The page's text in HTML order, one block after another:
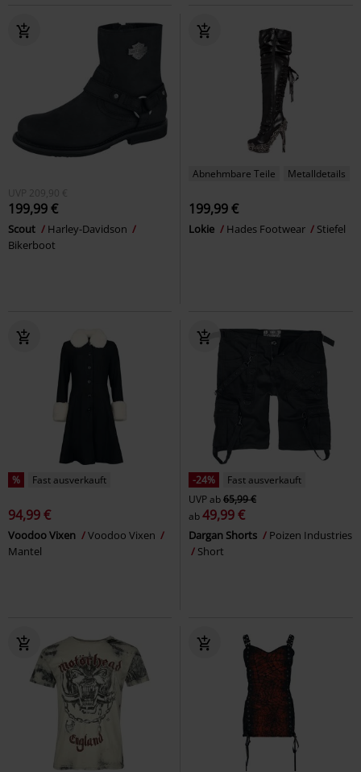
UVP 209,90 €
199,99 €
Scout
Harley-Davidson
Bikerboot
Abnehmbare Teile Metalldetails
199,99 €
Lokie Hades Footwear Stiefel
% Fast ausverkauft
94,99 €
Voodoo Vixen
Voodoo Vixen
Mantel
-24%
Fast ausverkauft
UVPab65,99 €
ab49,99 €
Dargan Shorts
Poizen Industries
Short